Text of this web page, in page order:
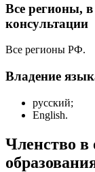
Все регионы,
консультации
Все регионы РФ.
Владение
русский;
English.
Членство